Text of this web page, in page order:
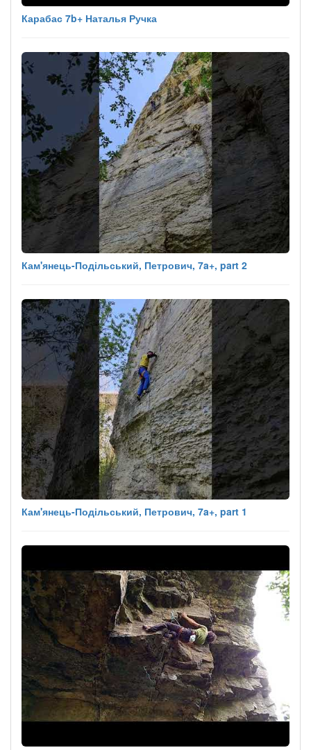
Карабас 7b+ Наталья Ручка
Кам'янець-Подільський, Петрович, 7a+, part 2
Кам'янець-Подільський, Петрович, 7a+, part 1